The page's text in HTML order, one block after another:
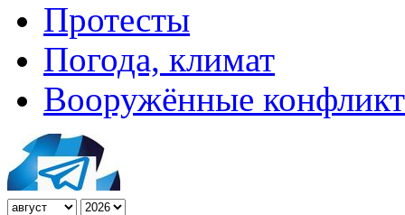
Протесты
Погода, климат
Вооружённые